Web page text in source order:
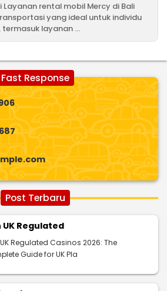
Layanan rental mobil Mercy di Bali
yang ideal untuk individu
layanan ...
Fast Response
Post Terbaru
UK Regulated
Regulated Casinos 2026: The
Guide for UK Pla